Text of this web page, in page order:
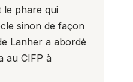
le phare qui
sinon de façon
Lanher a abordé
au CIFP à